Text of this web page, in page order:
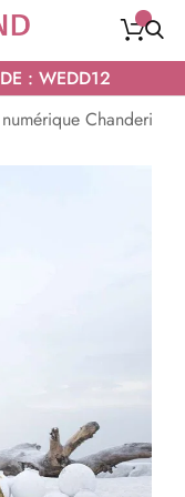
: WEDD12
Chanderi